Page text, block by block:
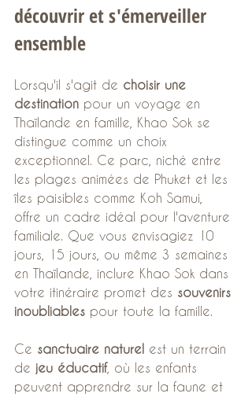
découvrir et s'émerveiller
ensemble
Lorsqu'il s'agit de choisir une
destination pour un voyage en
Thaïlande en famille, Khao Sok se
distingue comme un choix
exceptionnel. Ce parc, niché entre
les plages animées de Phuket et les
îles paisibles comme Koh Samui,
offre un cadre idéal pour l'aventure
familiale. Que vous envisagiez 10
jours, 15 jours, ou même 3 semaines
en Thaïlande, inclure Khao Sok dans
votre itinéraire promet des souvenirs
inoubliables pour toute la famille.
Ce sanctuaire naturel est un terrain
de jeu éducatif, où les enfants
peuvent apprendre sur la faune et